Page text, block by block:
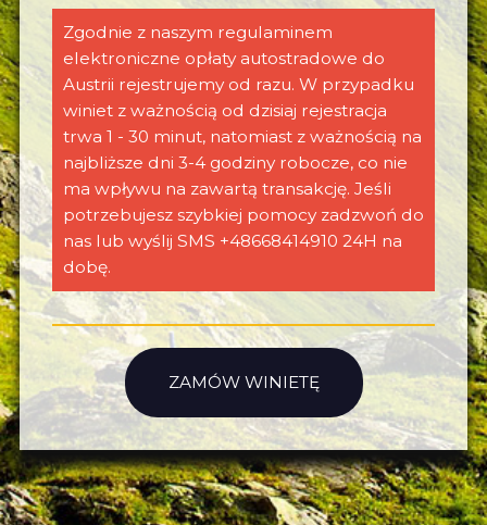
Zgodnie z naszym regulaminem
elektroniczne opłaty autostradowe do
Austrii rejestrujemy od razu. W przypadku
winiet z ważnością od dzisiaj rejestracja
trwa 1 - 30 minut, natomiast z ważnością na
najbliższe dni 3-4 godziny robocze, co nie
ma wpływu na zawartą transakcję. Jeśli
potrzebujesz szybkiej pomocy zadzwoń do
nas lub wyślij SMS +48668414910 24H na
dobę.
ZAMÓW WINIETĘ